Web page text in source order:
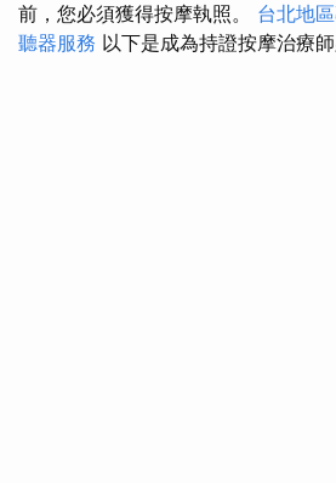
前，您必須獲得按摩執照。 台北地
聽器服務 以下是成為持證按摩治療師